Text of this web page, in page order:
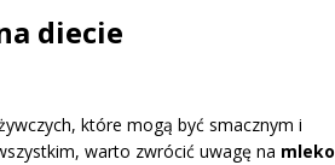
diecie
które mogą być smacznym i
warto zwrócić uwagę na mleko